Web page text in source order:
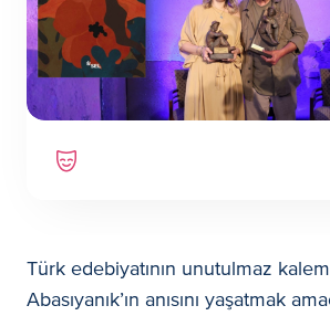
Türk edebiyatının unutulmaz
Abasıyanık’ın anısını yaşatmak